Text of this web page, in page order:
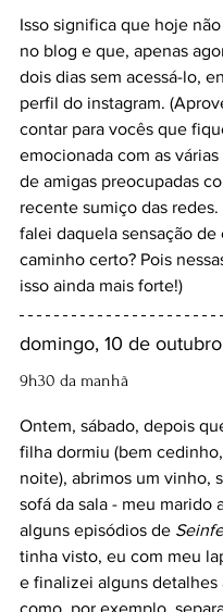
Isso significa que hoje
no blog e que, apenas
dois dias sem acessá-lo,
perfil do instagram.
contar para vocês que
emocionada com as
de amigas preocupadas
recente sumiço das
falei daquela sensação de
caminho certo? Pois
isso ainda mais forte!)
domingo, 10 de
9h30 da manhã
Ontem, sábado, depois
filha dormiu (bem
noite), abrimos um vinho,
sofá da sala - meu marido
alguns episódios de
tinha visto, eu com meu
e finalizei alguns detalhes
como, por exemplo,